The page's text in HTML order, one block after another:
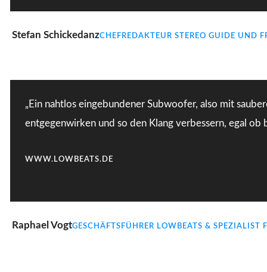
Stefan SchickedanzCHEFREDAKTEUR STEREO GUIDE UND
„Ein nahtlos eingebundener Subwoofer, also mit
entgegenwirken und so den Klang verbessern, egal
WWW.LOWBEATS.DE
Raphael VogtGESCHÄFTSFÜHRER LOWBEATS &